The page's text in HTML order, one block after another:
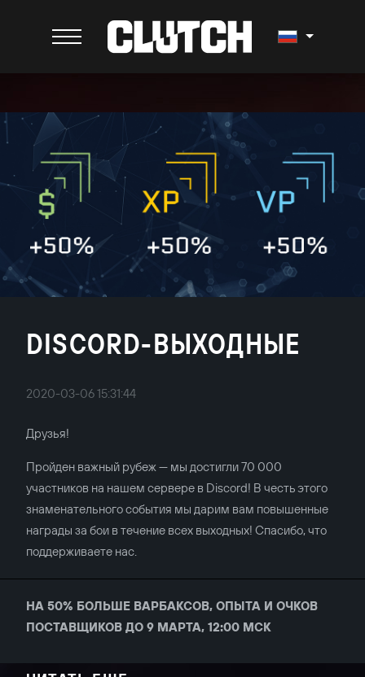
DISCORD-ВЫХОДНЫЕ
2020-03-06 15:31:44
Друзья!
Пройден важный рубеж — мы достигли 70 000
участников на нашем сервере в Discord! В честь этого
знаменательного события мы дарим вам повышенные
награды за бои в течение всех выходных! Спасибо, что
поддерживаете нас.
НА 50% БОЛЬШЕ ВАРБАКСОВ, ОПЫТА И ОЧКОВ
ПОСТАВЩИКОВ ДО 9 МАРТА, 12:00 МСК